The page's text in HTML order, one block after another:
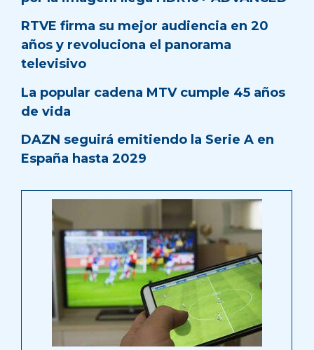
RTVE firma su mejor audiencia en 20
años y revoluciona el panorama
televisivo
La popular cadena MTV cumple 45 años
de vida
DAZN seguirá emitiendo la Serie A en
España hasta 2029